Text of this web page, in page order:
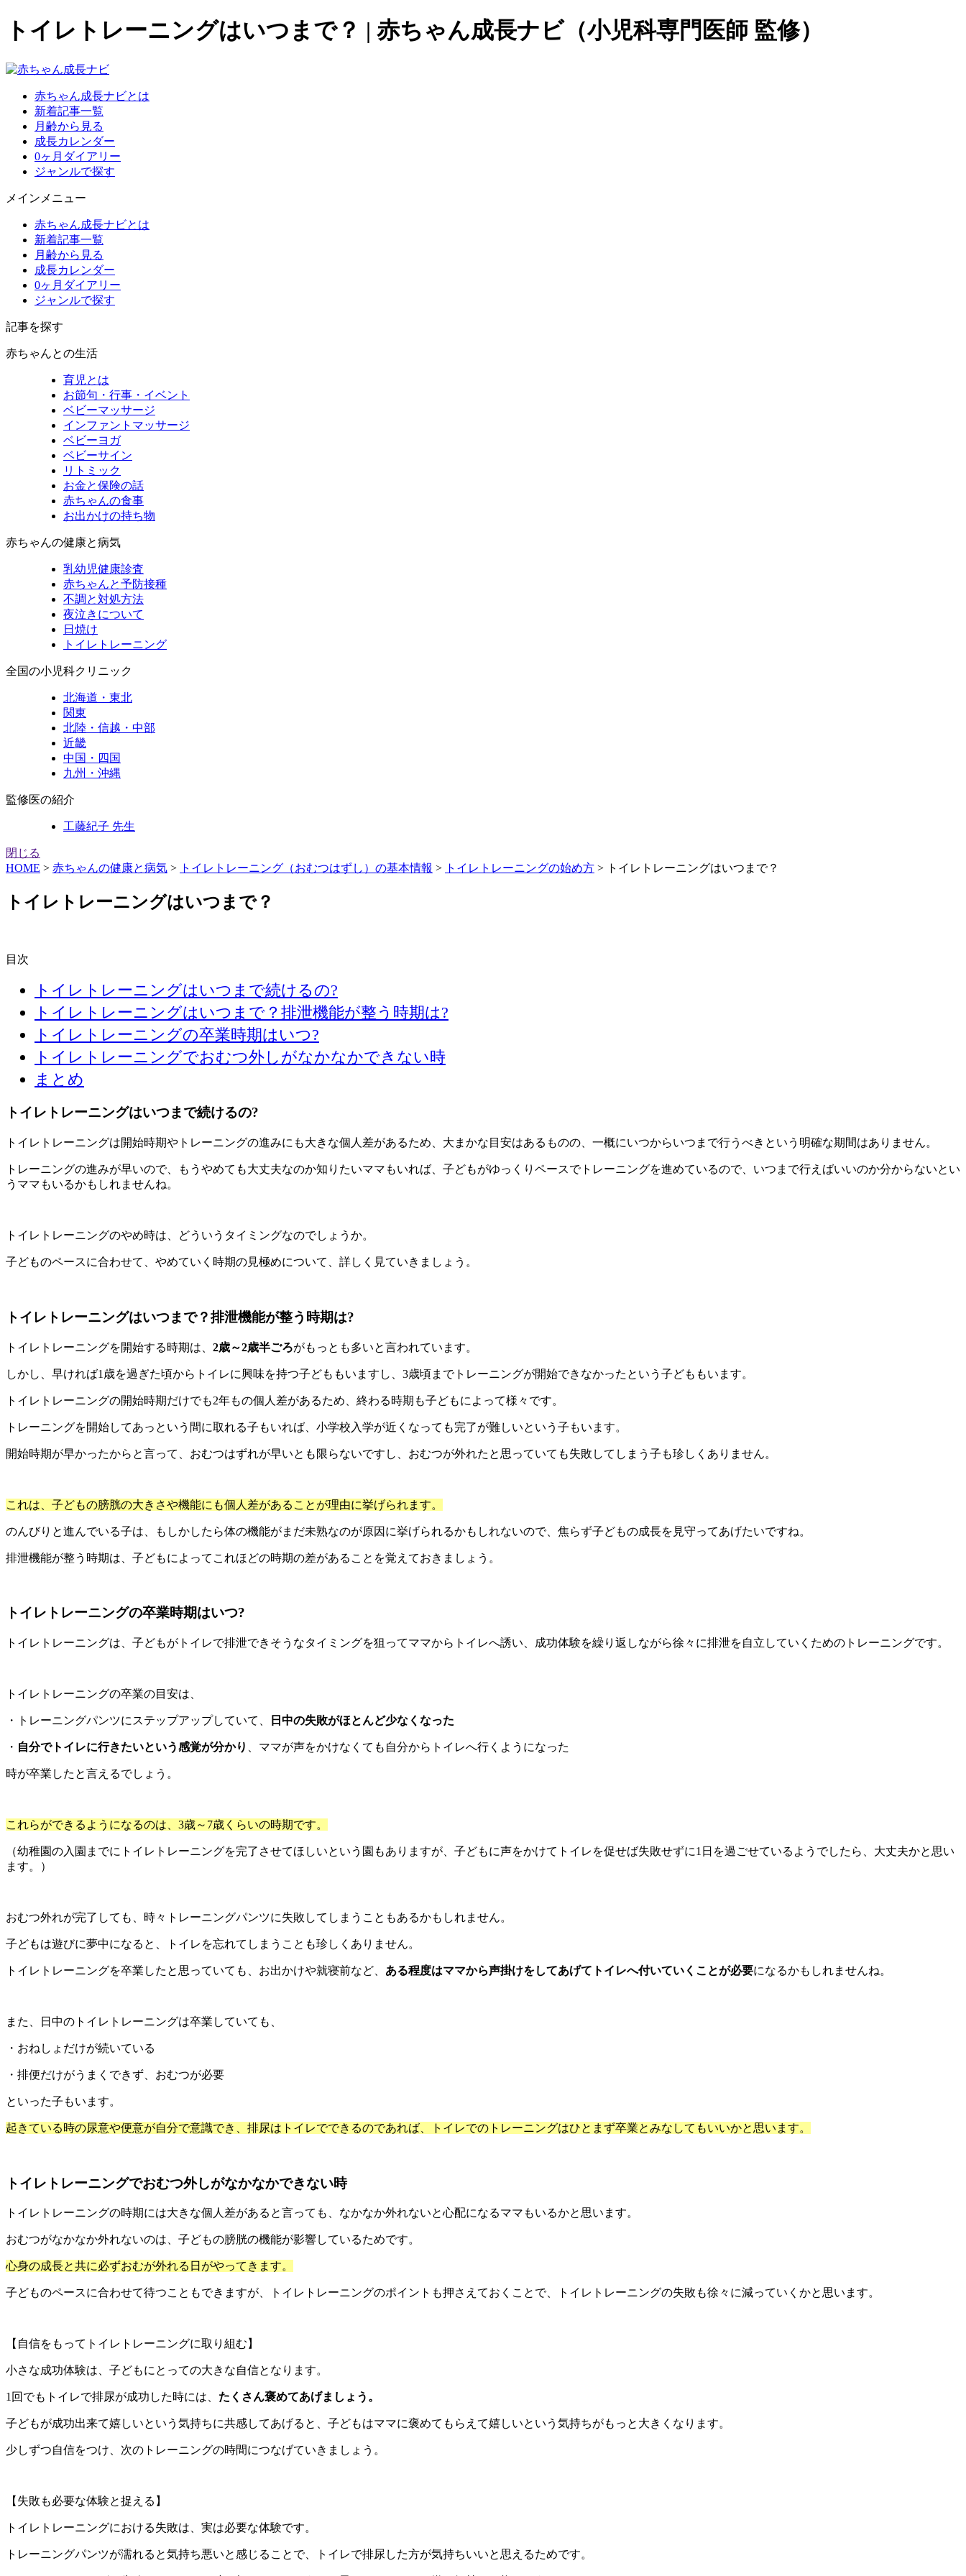
トイレトレーニングはいつまで？ | 赤ちゃん成長ナビ（小児科専門医師 監修）
赤ちゃん成長ナビとは
新着記事一覧
月齢から見る
成長カレンダー
0ヶ月ダイアリー
ジャンルで探す
メインメニュー
赤ちゃん成長ナビとは
新着記事一覧
月齢から見る
成長カレンダー
0ヶ月ダイアリー
ジャンルで探す
記事を探す
赤ちゃんとの生活
育児とは
お節句・行事・イベント
ベビーマッサージ
インファントマッサージ
ベビーヨガ
ベビーサイン
リトミック
お金と保険の話
赤ちゃんの食事
お出かけの持ち物
赤ちゃんの健康と病気
乳幼児健康診査
赤ちゃんと予防接種
不調と対処方法
夜泣きについて
日焼け
トイレトレーニング
全国の小児科クリニック
北海道・東北
関東
北陸・信越・中部
近畿
中国・四国
九州・沖縄
監修医の紹介
工藤紀子 先生
閉じる
HOME > 赤ちゃんの健康と病気 > トイレトレーニング（おむつはずし）の基本情報 > トイレトレーニングの始め方 > トイレトレーニングはいつまで？
トイレトレーニングはいつまで？
目次
トイレトレーニングはいつまで続けるの?
トイレトレーニングはいつまで？排泄機能が整う時期は?
トイレトレーニングの卒業時期はいつ?
トイレトレーニングでおむつ外しがなかなかできない時
まとめ
トイレトレーニングはいつまで続けるの?
トイレトレーニングは開始時期やトレーニングの進みにも大きな個人差があるため、大まかな目安はあるものの、一概にいつからいつまで行うべきという明確な期間はありません。
トレーニングの進みが早いので、もうやめても大丈夫なのか知りたいママもいれば、子どもがゆっくりペースでトレーニングを進めているので、いつまで行えばいいのか分からないとい
うママもいるかもしれませんね。
トイレトレーニングのやめ時は、どういうタイミングなのでしょうか。
子どものペースに合わせて、やめていく時期の見極めについて、詳しく見ていきましょう。
トイレトレーニングはいつまで？排泄機能が整う時期は?
トイレトレーニングを開始する時期は、 2歳～2歳半ごろがもっとも多いと言われています。
しかし、早ければ1歳を過ぎた頃からトイレに興味を持つ子どももいますし、3歳頃までトレーニングが開始できなかったという子どももいます。
トイレトレーニングの開始時期だけでも2年もの個人差があるため、終わる時期も子どもによって様々です。
トレーニングを開始してあっという間に取れる子もいれば、小学校入学が近くなっても完了が難しいという子もいます。
開始時期が早かったからと言って、おむつはずれが早いとも限らないですし、おむつが外れたと思っていても失敗してしまう子も珍しくありません。
これは、子どもの膀胱の大きさや機能にも個人差があることが理由に挙げられます。
のんびりと進んでいる子は、もしかしたら体の機能がまだ未熟なのが原因に挙げられるかもしれないので、焦らず子どもの成長を見守ってあげたいですね。
排泄機能が整う時期は、子どもによってこれほどの時期の差があることを覚えておきましょう。
トイレトレーニングの卒業時期はいつ?
トイレトレーニングは、子どもがトイレで排泄できそうなタイミングを狙ってママからトイレへ誘い、成功体験を繰り返しながら徐々に排泄を自立していくためのトレーニングです。
トイレトレーニングの卒業の目安は、
・トレーニングパンツにステップアップしていて、 日中の失敗がほとんど少なくなった
・ 自分でトイレに行きたいという感覚が分かり 、ママが声をかけなくても自分からトイレへ行くようになった
時が卒業したと言えるでしょう。
これらができるようになるのは、3歳～7歳くらいの時期です。
（幼稚園の入園までにトイレトレーニングを完了させてほしいという園もありますが、子どもに声をかけてトイレを促せば失敗せずに1日を過ごせているようでしたら、大丈夫かと思い
ます。）
おむつ外れが完了しても、時々トレーニングパンツに失敗してしまうこともあるかもしれません。
子どもは遊びに夢中になると、トイレを忘れてしまうことも珍しくありません。
トイレトレーニングを卒業したと思っていても、お出かけや就寝前など、 ある程度はママから声掛けをしてあげてトイレへ付いていくことが必要になるかもしれませんね。
また、日中のトイレトレーニングは卒業していても、
・おねしょだけが続いている
・排便だけがうまくできず、おむつが必要
といった子もいます。
起きている時の尿意や便意が自分で意識でき、排尿はトイレでできるのであれば、トイレでのトレーニングはひとまず卒業とみなしてもいいかと思います。
トイレトレーニングでおむつ外しがなかなかできない時
トイレトレーニングの時期には大きな個人差があると言っても、なかなか外れないと心配になるママもいるかと思います。
おむつがなかなか外れないのは、子どもの膀胱の機能が影響しているためです。
心身の成長と共に必ずおむが外れる日がやってきます。
子どものペースに合わせて待つこともできますが、トイレトレーニングのポイントも押さえておくことで、トイレトレーニングの失敗も徐々に減っていくかと思います。
【自信をもってトイレトレーニングに取り組む】
小さな成功体験は、子どもにとっての大きな自信となります。
1回でもトイレで排尿が成功した時には、 たくさん褒めてあげましょう。
子どもが成功出来て嬉しいという気持ちに共感してあげると、子どもはママに褒めてもらえて嬉しいという気持ちがもっと大きくなります。
少しずつ自信をつけ、次のトレーニングの時間につなげていきましょう。
【失敗も必要な体験と捉える】
トイレトレーニングにおける失敗は、実は必要な体験です。
トレーニングパンツが濡れると気持ち悪いと感じることで、トイレで排尿した方が気持ちいいと思えるためです。